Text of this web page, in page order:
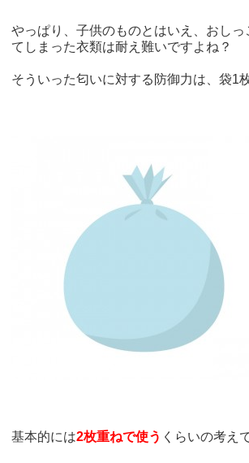
やっぱり、子供のものとはいえ、おし
てしまった衣類は耐え難いですよね？
そういった匂いに対する防御力は、袋1
基本的には2枚重ねで使う くらいの考え